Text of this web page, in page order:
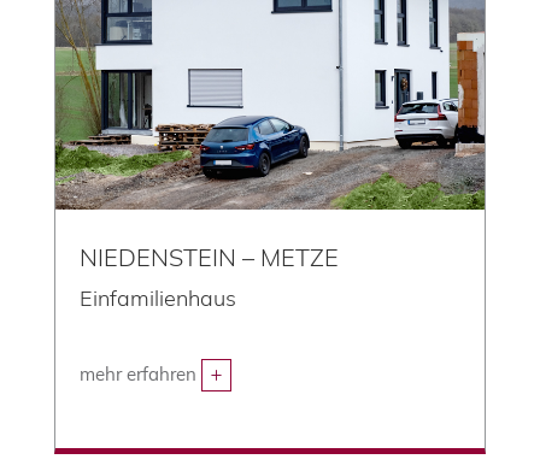
NIEDENSTEIN – METZE
Einfamilienhaus
mehr erfahren